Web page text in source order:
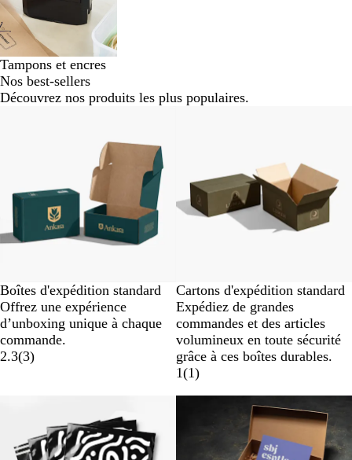
Tampons et encres
Nos best-sellers
Découvrez nos produits les plus populaires.
Boîtes d'expédition standard
Offrez une expérience
d’unboxing unique à chaque
commande.
2.3(3)
Cartons d'expédition standard
Expédiez de grandes
commandes et des articles
volumineux en toute sécurité
grâce à ces boîtes durables.
1(1)